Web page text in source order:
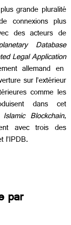
grande pluralité
connexions plus
des acteurs de
Database
Legal Application
allemand en
sur l’extérieur
comme les
dans cet
Blockchain,
avec trois des
l’IPDB.
par